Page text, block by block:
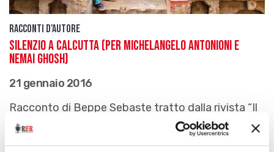
Racconti d'autore
Silenzio a Calcutta (per Michelangelo Antonioni e
Nemai Ghosh)
21 gennaio 2016
Racconto di Beppe Sebaste tratto dalla rivista “Il
Reportage. Trimestrale di scrittura, fotografia e
giornalismo” (numero 22) - seconda puntata